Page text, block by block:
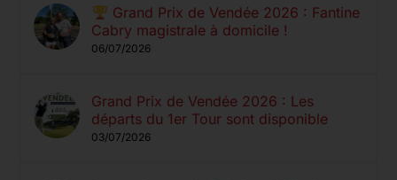
Grand Prix de Vendée 2026 : Fantine
Cabry magistrale à domicile !
06/07/2026
Grand Prix de Vendée 2026 : Les
départs du 1er Tour sont disponible
03/07/2026